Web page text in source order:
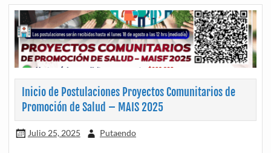
Inicio de Postulaciones Proyectos Comunitarios de
Promoción de Salud – MAIS 2025
Julio 25, 2025 Putaendo